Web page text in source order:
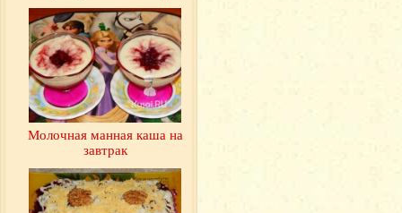
Молочная манная каша на
завтрак